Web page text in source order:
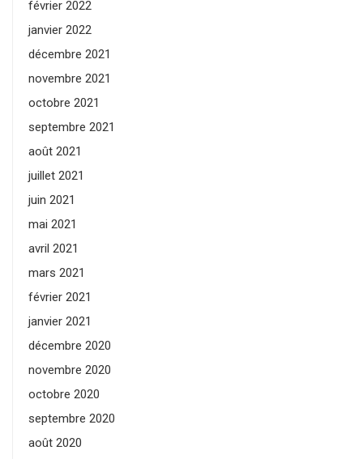
février 2022
janvier 2022
décembre 2021
novembre 2021
octobre 2021
septembre 2021
août 2021
juillet 2021
juin 2021
mai 2021
avril 2021
mars 2021
février 2021
janvier 2021
décembre 2020
novembre 2020
octobre 2020
septembre 2020
août 2020